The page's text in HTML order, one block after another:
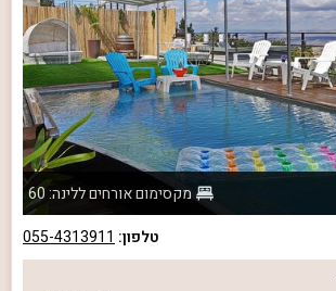
מקסימום אורחים ללינה: 60
טלפון: 055-4313911